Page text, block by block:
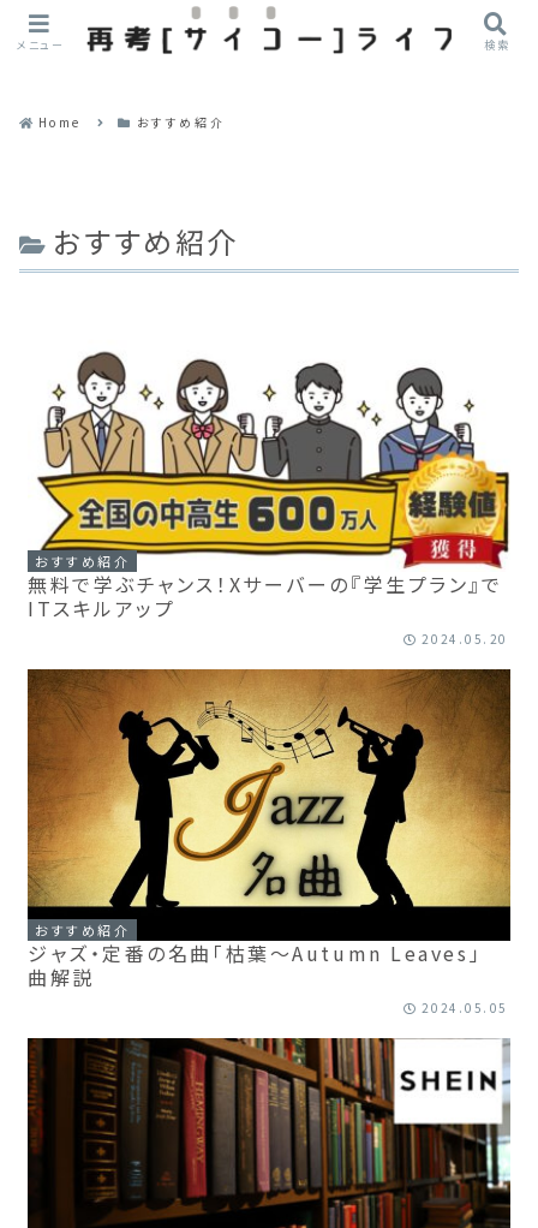
Home おすすめ紹介
おすすめ紹介
おすすめ紹介
無料で学ぶチャンス！Xサーバーの『学生プラン』で
ITスキルアップ
2024.05.20
おすすめ紹介
ジャズ・定番の名曲「枯葉〜Autumn Leaves」
曲解説
2024.05.05
メニュー 検索